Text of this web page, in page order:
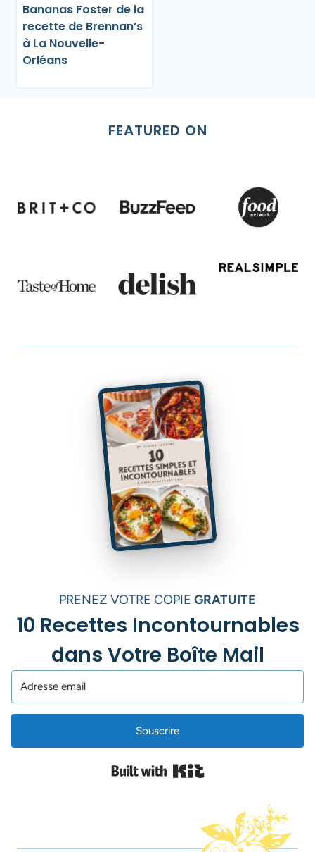
Bananas Foster de la
recette de Brennan’s
à La Nouvelle-
Orléans
FEATURED ON
PRENEZ VOTRE COPIE GRATUITE
10 Recettes Incontournables
dans Votre Boîte Mail
Souscrire
Built with Kit